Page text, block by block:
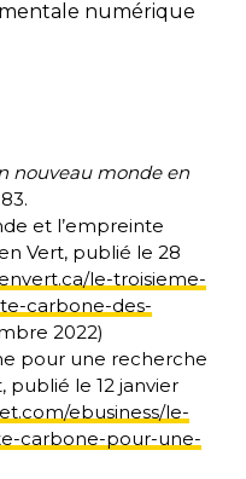
numérique
nouveau monde en
et l’empreinte
Vert, publié le 28
le-troisieme-
carbone-des-
2022)
pour une recherche
publié le 12 janvier
ebusiness/le-
carbone-pour-une-